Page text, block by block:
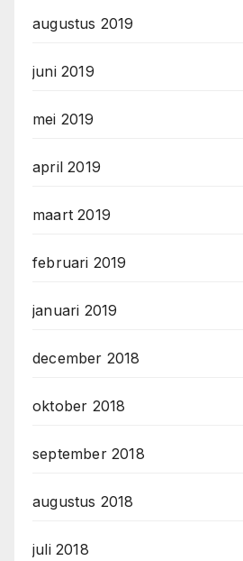
augustus 2019
juni 2019
mei 2019
april 2019
maart 2019
februari 2019
januari 2019
december 2018
oktober 2018
september 2018
augustus 2018
juli 2018